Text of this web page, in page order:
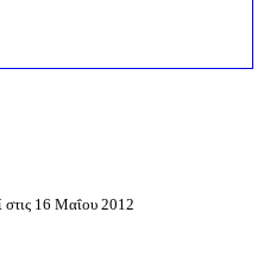
στις 16 Μαΐου 2012